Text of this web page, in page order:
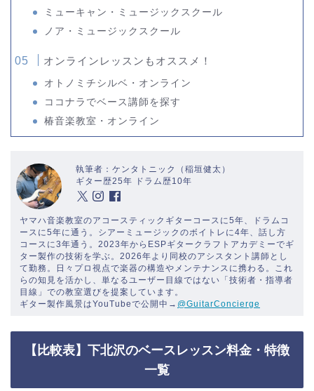
ミューキャン・ミュージックスクール
ノア・ミュージックスクール
オンラインレッスンもオススメ！
オトノミチシルベ・オンライン
ココナラでベース講師を探す
椿音楽教室・オンライン
執筆者：ケンタトニック（稲垣健太）
ギター歴25年 ドラム歴10年
ヤマハ音楽教室のアコースティックギターコースに5年、ドラムコ
ースに5年に通う。シアーミュージックのボイトレに4年、話し方
コースに3年通う。2023年からESPギタークラフトアカデミーでギ
ター製作の技術を学ぶ。2026年より同校のアシスタント講師とし
て勤務。日々プロ視点で楽器の構造やメンテナンスに携わる。これ
らの知見を活かし、単なるユーザー目線ではない「技術者・指導者
目線」での教室選びを提案しています。
ギター製作風景はYouTubeで公開中→ @GuitarConcierge
【比較表】下北沢のベースレッスン料金・特徴
一覧